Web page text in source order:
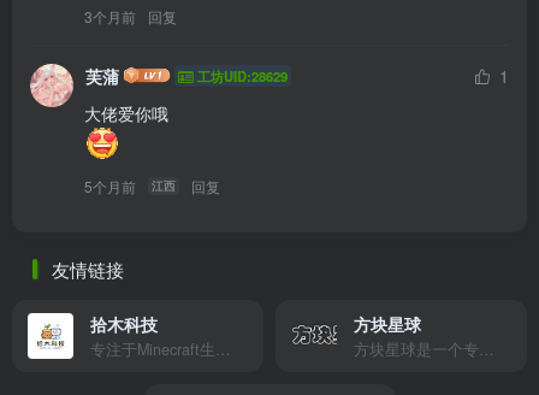
3个月前 回复
芙蒲 工坊UID:28629
1
5个月前 江西 回复
友情链接
拾木科技
专注于Minecraft生态建设
方块星球
方块星球是一个专注于我的世界的中文论坛，提供丰富的资源分享、玩家交流和创意展示，包括地图、皮肤、数据包等内容，打造Minecraft玩家的专属社区乐园！